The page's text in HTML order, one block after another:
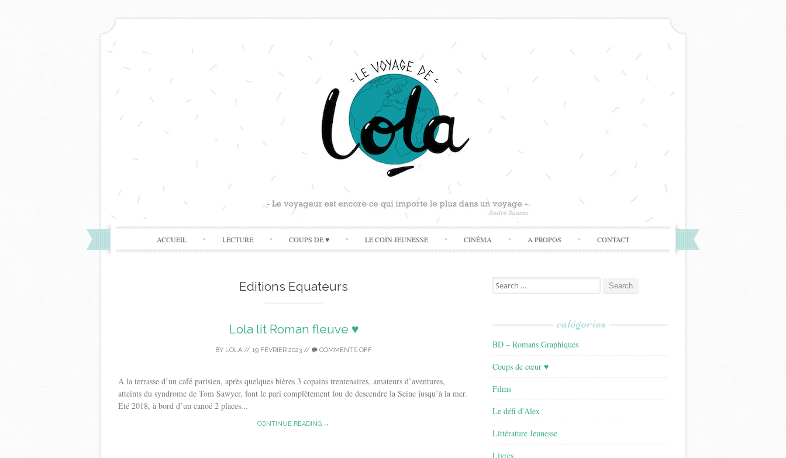
Skip
to
ACCUEIL LECTURE COUPS DE ♥ LE COIN JEUNESSE CINÉMA A PROPOS CONTACT
Editions Equateurs
Lola lit Roman fleuve ♥
BY LOLA // 19 FÉVRIER 2023 // COMMENTS OFF
A la terrasse d’un café parisien, après quelques bières 3 copains trentenaires, amateurs d’aventures,
atteints du syndrome de Tom Sawyer, font le pari complètement fou de descendre la Seine jusqu’à la mer.
Eté 2018, à bord d’un canoé 2 places...
CONTINUE READING →
Search
for:
catégories
BD – Romans Graphiques
Coups de cœur ♥
Films
Le défi d'Alex
Littérature Jeunesse
Livres